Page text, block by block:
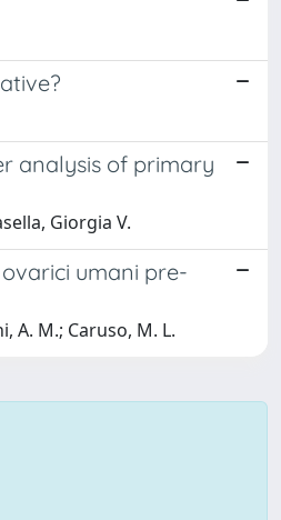
analysis of primary
Giorgia V.
umani pre-
A. M.; Caruso, M. L.